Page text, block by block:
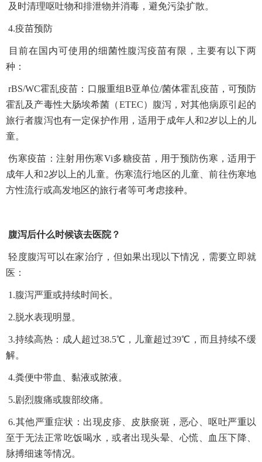
及时清理呕吐物和排泄物并消毒，避免污染扩散。
4.疫苗预防
目前在国内可使用的细菌性腹泻疫苗有限，主要有以下两
种：
rBS/WC霍乱疫苗：口服重组B亚单位/菌体霍乱疫苗，可预防
霍乱及产毒性大肠埃希菌（ETEC）腹泻，对其他病原引起的
旅行者腹泻也有一定保护作用，适用于成年人和2岁以上的儿
童。
伤寒疫苗：注射用伤寒Vi多糖疫苗，用于预防伤寒，适用于
成年人和2岁以上的儿童。伤寒流行地区的儿童、前往伤寒地
方性流行或高发地区的旅行者等可考虑接种。
腹泻后什么时候该去医院？
轻度腹泻可以在家治疗，但如果出现以下情况，需要立即就
医：
1.腹泻严重或持续时间长。
2.脱水表现明显。
3.持续高热：成人超过38.5℃，儿童超过39℃，而且持续不缓
解。
4.粪便中带血、黏液或脓液。
5.剧烈腹痛或腹部绞痛。
6.其他严重症状：出现皮疹、皮肤瘀斑，恶心、呕吐严重以
至于无法正常吃饭喝水，或者出现头晕、心慌、血压下降、
脉搏细速等情况。